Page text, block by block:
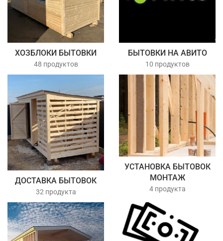
ХОЗБЛОКИ БЫТОВКИ
48 продуктов
БЫТОВКИ НА АВИТО
10 продуктов
ДОСТАВКА БЫТОВОК
32 продукта
УСТАНОВКА БЫТОВОК
МОНТАЖ
4 продукта